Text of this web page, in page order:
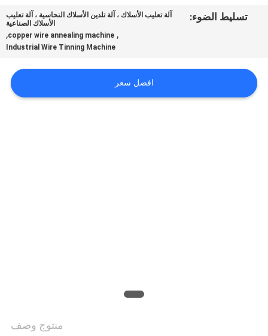
أخبار
تسليط الضوء:
آلة تعليب الأسلاك ، آلة تلدين الأسلاك النحاسية ، آلة تعليب
الأسلاك الصناعية
,
copper wire annealing machine
,
Industrial Wire Tinning Machine
افضل سعر
منتوج وصف